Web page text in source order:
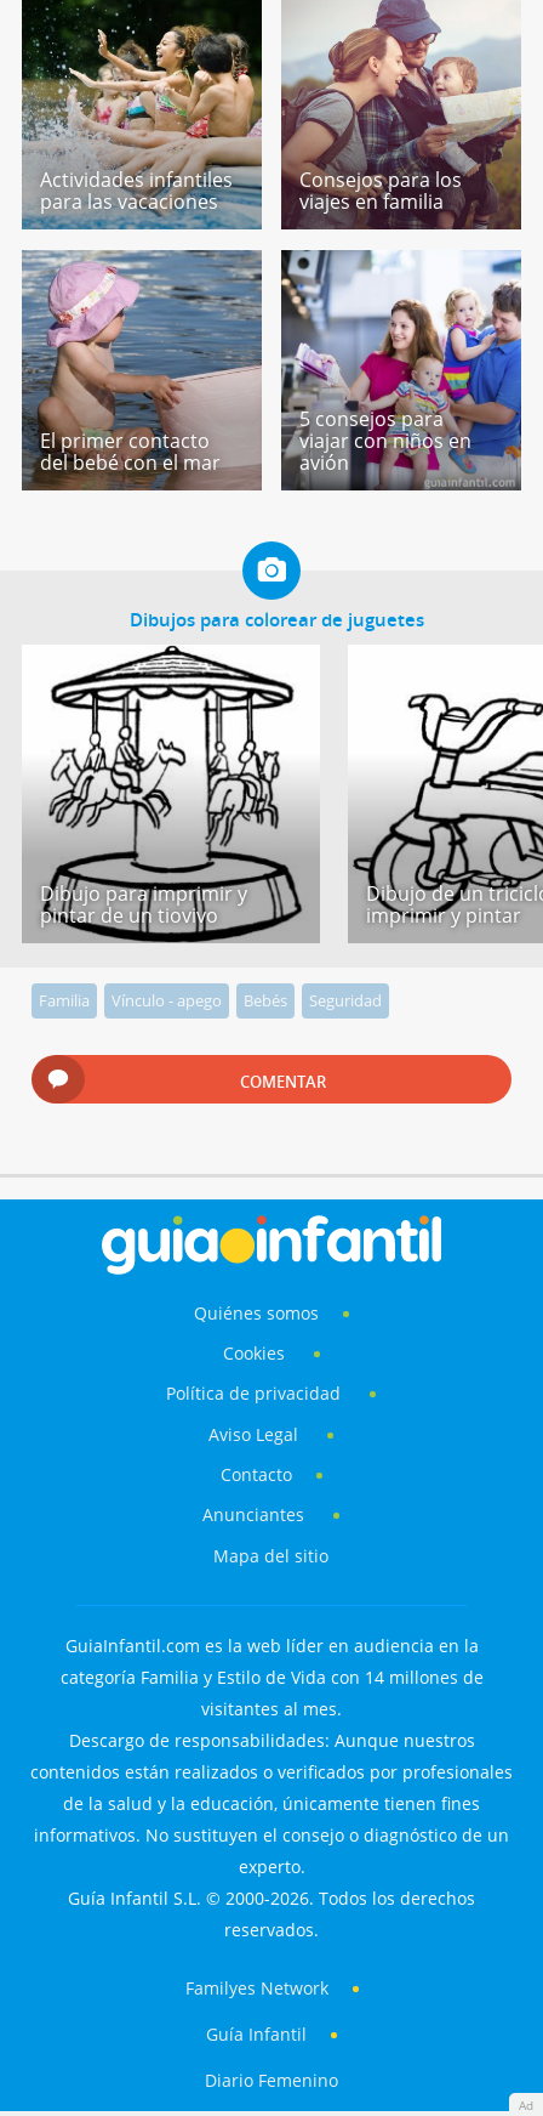
Actividades infantiles
para las vacaciones
Consejos para los
viajes en familia
El primer contacto
del bebé con el mar
5 consejos para
viajar con niños en
avión
Dibujos para colorear de juguetes
Dibujo para imprimir y
pintar de un tiovivo
Dibujo de un
imprimir y pintar
Familia Vínculo - apego Bebés Seguridad
COMENTAR
Ad
Quiénes somos
Cookies
Política de privacidad
Aviso Legal
Contacto
Anunciantes
Mapa del sitio
GuiaInfantil.com es la web líder en audiencia en la
categoría Familia y Estilo de Vida con 14 millones de
visitantes al mes.
Descargo de responsabilidades: Aunque nuestros
contenidos están realizados o verificados por profesionales
de la salud y la educación, únicamente tienen fines
informativos. No sustituyen el consejo o diagnóstico de un
experto.
Guía Infantil S.L. © 2000-2026. Todos los derechos
reservados.
Familyes Network
Guía Infantil
Diario Femenino